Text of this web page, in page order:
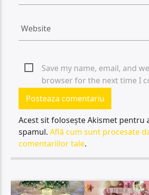
Save my name, email, and
browser for the next time I
Acest sit folosește Akismet pentru
spamul.Află cum sunt procesate
comentariilor tale.